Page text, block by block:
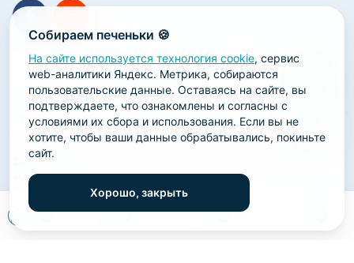
0 0 0
Собираем печеньки 🍪
На сайте используется технология cookie, сервис
web-аналитики Яндекс. Метрика, собираются
пользовательские данные. Оставаясь на сайте, вы
подтверждаете, что ознакомлены и согласны с
условиями их сбора и использования. Если вы не
хотите, чтобы ваши данные обрабатывались, покиньте
сайт.
Хорошо, закрыть
ПОДПИСКА НА НОВОСТИ
2026 ООО «Научно-производственная лаборатория
«ОРТОДЕНТ»